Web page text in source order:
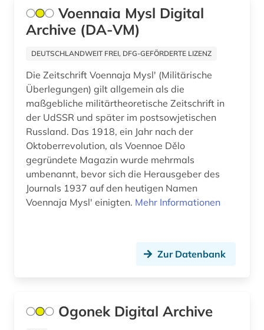
judaistik (4)
juden (2)
judentum (4)
jüdische presse (1)
kalifornien (1)
kambodscha (1)
kanada (5)
karibik (1)
katholische kirche. sancta sedes (1)
Voennaia Mysl Digital
Archive (DA-VM)
DEUTSCHLANDWEIT FREI, DFG-GEFÖRDERTE LIZENZ
Die Zeitschrift Voennaja Myslʹ (Militärische
Überlegungen) gilt allgemein als die
maßgebliche militärtheoretische Zeitschrift in
der UdSSR und später im postsowjetischen
Russland. Das 1918, ein Jahr nach der
Oktoberrevolution, als Voennoe Dělo
gegründete Magazin wurde mehrmals
umbenannt, bevor sich die Herausgeber des
Journals 1937 auf den heutigen Namen
Voennaja Myslʹ einigten. Mehr Informationen
Zur Datenbank
Ogonek Digital Archive